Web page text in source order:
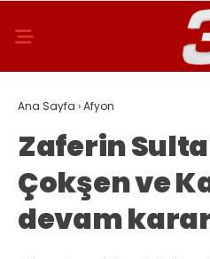
Ana Sayfa ›Afyon
Zaferin
Çokşen ve
devam